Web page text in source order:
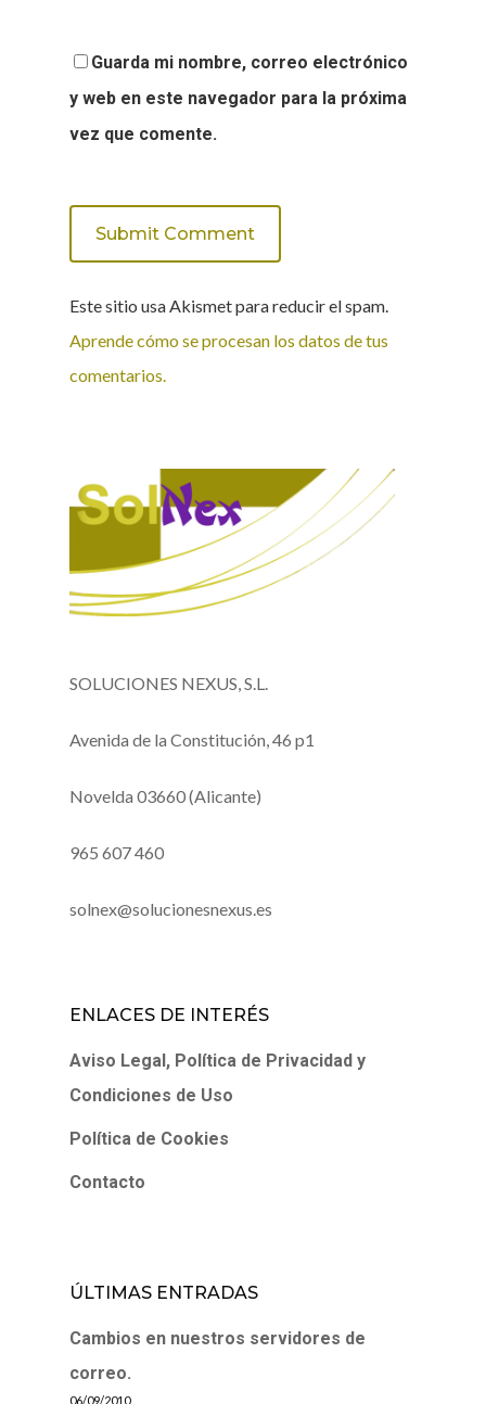
Guarda mi nombre, correo electrónico
y web en este navegador para la próxima
vez que comente.
Este sitio usa Akismet para reducir el spam.
Aprende cómo se procesan los datos de tus
comentarios.
SOLUCIONES NEXUS, S.L.
Avenida de la Constitución, 46 p1
Novelda 03660 (Alicante)
965 607 460
solnex@solucionesnexus.es
ENLACES DE INTERÉS
Aviso Legal, Política de Privacidad y
Condiciones de Uso
Política de Cookies
Contacto
ÚLTIMAS ENTRADAS
Cambios en nuestros servidores de
correo.
06/09/2010